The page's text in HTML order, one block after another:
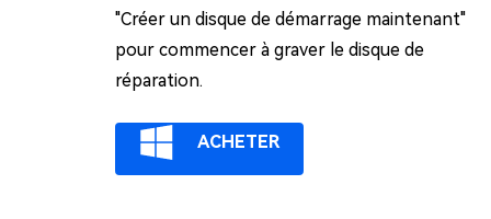
"Créer un disque de démarrage maintenant"
pour commencer à graver le disque de
réparation.
ACHETER